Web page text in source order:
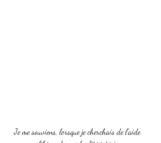
Je me souviens, lorsque je cherchais de l'aide